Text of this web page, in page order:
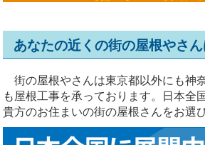
あなたの近くの街の屋根やさ
街の屋根やさんは東京都以外にも神
も屋根工事を承っております。日本全
貴方のお住まいの街の屋根さんをお選